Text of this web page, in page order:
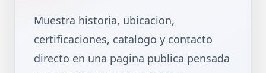
Muestra historia, ubicacion,
certificaciones, catalogo y contacto
directo en una pagina publica pensada